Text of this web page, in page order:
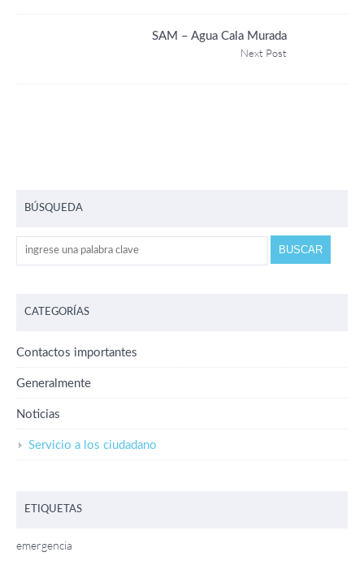
SAM – Agua Cala Murada
Next Post
BÚSQUEDA
CATEGORÍAS
Contactos importantes
Generalmente
Noticias
Servicio a los ciudadano
ETIQUETAS
emergencia